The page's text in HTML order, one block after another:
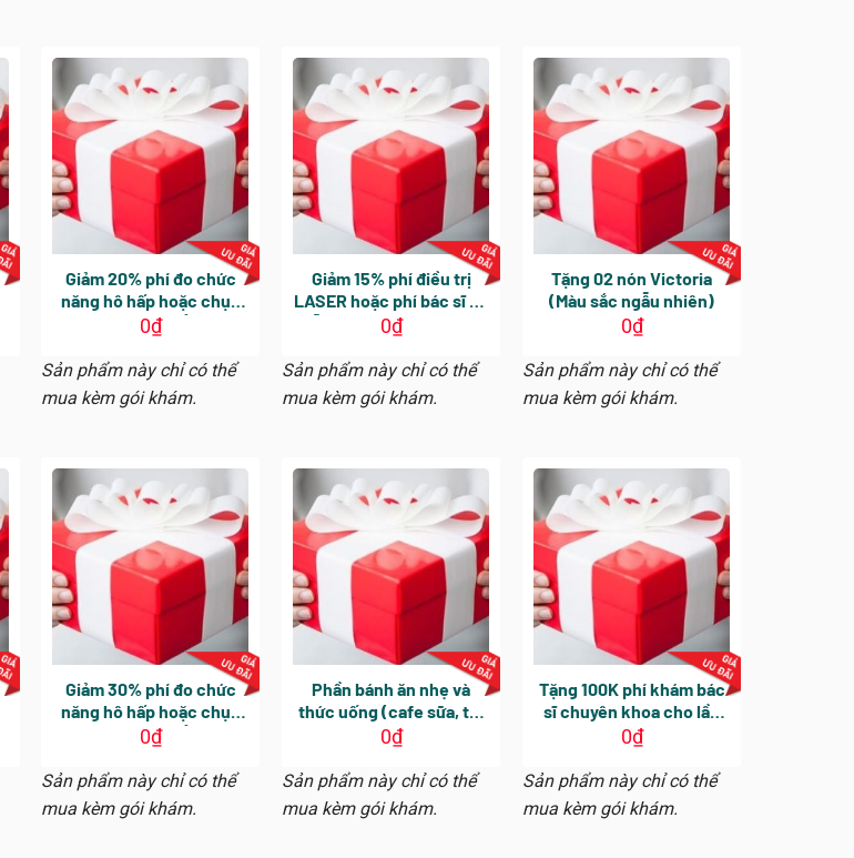
Giảm 20% phí đo chức
năng hô hấp hoặc chụp
cắt lớp (CT) phổi được
Áp dụng cho các dịch vụ
phát sinh trong ngày
khám tổng quát
0₫
Sản phẩm này chỉ có thể
mua kèm gói khám.
Giảm 15% phí điều trị
LASER hoặc phí bác sĩ Da
Liễu trong lần khám tiếp
ngày
0₫
Sản phẩm này chỉ có thể
mua kèm gói khám.
Tặng 02 nón Victoria
(Màu sắc ngẫu nhiên)
0₫
Sản phẩm này chỉ có thể
mua kèm gói khám.
Giảm 30% phí đo chức
năng hô hấp hoặc chụp
cắt lớp (CT) phổi được
Áp dụng cho các dịch vụ
phát sinh trong ngày
khám tổng quát
0₫
Sản phẩm này chỉ có thể
mua kèm gói khám.
Phần bánh ăn nhẹ và
thức uống (cafe sữa, trà
sữa hoặc sữa tươi) tại
0₫
Sản phẩm này chỉ có thể
mua kèm gói khám.
Tặng 100K phí khám bác
sĩ chuyên khoa cho lần
thăm khám tiếp theo.
kể từ ngày khám tổng
quát
0₫
Sản phẩm này chỉ có thể
mua kèm gói khám.